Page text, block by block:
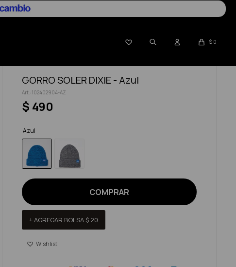
 $ 0
GORRO SOLER DIXIE - Azul
102402904-AZ
$ 490
Azul
COMPRAR
+ AGREGAR BOLSA$ 20